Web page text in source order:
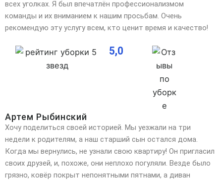
всех уголках. Я был впечатлён профессионализмом
команды и их вниманием к нашим просьбам. Очень
рекомендую эту услугу всем, кто ценит время и качество!
5,0
Артем Рыбинский
Хочу поделиться своей историей. Мы уезжали на три
недели к родителям, а наш старший сын остался дома.
Когда мы вернулись, не узнали свою квартиру! Он пригласил
своих друзей, и, похоже, они неплохо погуляли. Везде было
грязно, ковёр покрыт непонятными пятнами, а диван